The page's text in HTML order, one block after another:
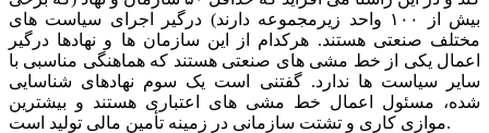
بیش از ۱۰۰ واحد زیرمجموعه دارند) درگیر اجرای سیاست های
مختلف صنعتی هستند. هرکدام از این سازمان ها و نهادها درگیر
اعمال یکی از خط مشی های صنعتی هستند که هماهنگی مناسبی با
سایر سیاست ها ندارد. گفتنی است یک سوم نهادهای شناسایی
شده، مسئول اعمال خط مشی های اعتباری هستند و بیشترین
موازی کاری و تشتت سازمانی در زمینه تأمین مالی تولید است.